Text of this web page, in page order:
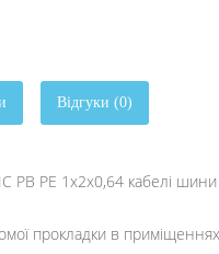
Відгуки (0)
PB PE 1x2x0,64 кабелі
прокладки в